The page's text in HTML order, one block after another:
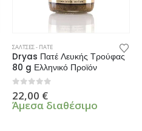
ΣΑΛΤΣΕΣ - ΠΑΤΕ
Dryas Πατέ Λευκής Τρούφας
80 g Ελληνικό Προϊόν
0 από 5
22,00 €
Άμεσα διαθέσιμο